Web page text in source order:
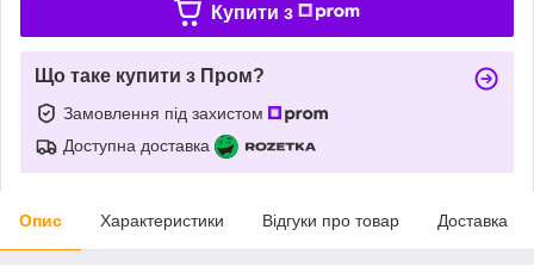
Купити з
Що таке купити з Пром?
Замовлення під захистом
Доступна доставка
Опис Характеристики Відгуки про товар Доставка